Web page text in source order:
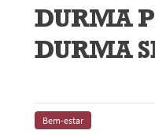
DURMA
DURMA
Bem-estar